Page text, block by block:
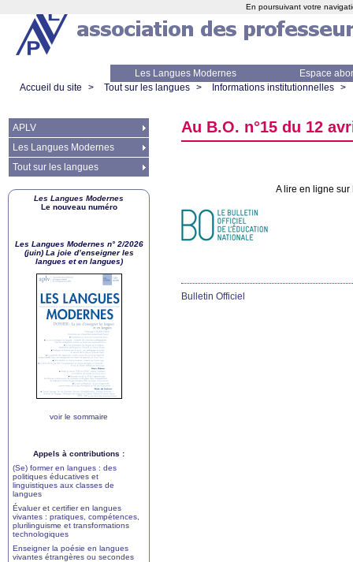
Les Langues Modernes
Espace
Accueil du site
> Tout sur les langues > Informations institutionnelles >
Au B.O. n°15 du 12
A lire en ligne sur
Bulletin Officiel
APLV
Les Langues Modernes
Tout sur les langues
Les Langues Modernes
Le nouveau numéro
Les Langues Modernes n° 2/2026
(juin) La joie d’enseigner les
langues et en langues)
voir le sommaire
Appels à contributions :
(Se) former en langues : des
politiques éducatives et
linguistiques aux classes de
langues
Évaluer et certifier en langues
vivantes : pratiques, compétences,
plurilinguisme et transformations
technologiques
Enseigner la poésie en langues
vivantes étrangères ou secondes
En poursuivant votre